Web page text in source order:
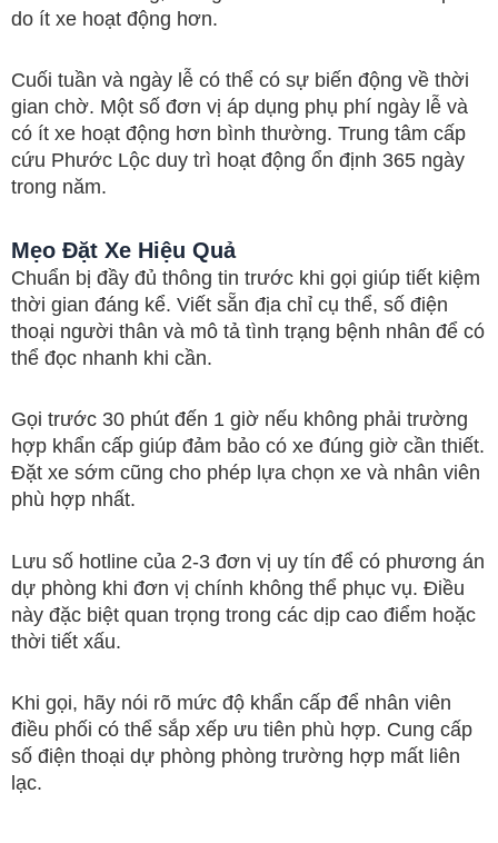
do ít xe hoạt động hơn.
Cuối tuần và ngày lễ có thể có sự biến động về thời
gian chờ. Một số đơn vị áp dụng phụ phí ngày lễ và
có ít xe hoạt động hơn bình thường. Trung tâm cấp
cứu Phước Lộc duy trì hoạt động ổn định 365 ngày
trong năm.
Mẹo Đặt Xe Hiệu Quả
Chuẩn bị đầy đủ thông tin trước khi gọi giúp tiết kiệm
thời gian đáng kể. Viết sẵn địa chỉ cụ thể, số điện
thoại người thân và mô tả tình trạng bệnh nhân để có
thể đọc nhanh khi cần.
Gọi trước 30 phút đến 1 giờ nếu không phải trường
hợp khẩn cấp giúp đảm bảo có xe đúng giờ cần thiết.
Đặt xe sớm cũng cho phép lựa chọn xe và nhân viên
phù hợp nhất.
Lưu số hotline của 2-3 đơn vị uy tín để có phương án
dự phòng khi đơn vị chính không thể phục vụ. Điều
này đặc biệt quan trọng trong các dịp cao điểm hoặc
thời tiết xấu.
Khi gọi, hãy nói rõ mức độ khẩn cấp để nhân viên
điều phối có thể sắp xếp ưu tiên phù hợp. Cung cấp
số điện thoại dự phòng phòng trường hợp mất liên
lạc.